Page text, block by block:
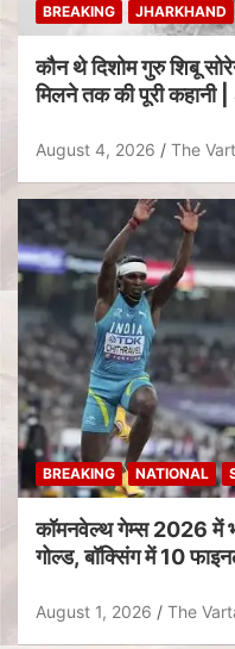
BREAKING JHARKHAND
कौन थे दिशोम गुरु शिबू
मिलने तक की पूरी
August 4, 2026 The
BREAKING NATIONAL
कॉमनवेल्थ गेम्स 2026 में
गोल्ड, बॉक्सिंग में 10
August 1, 2026 The